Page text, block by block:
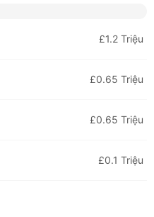
£1.2 Triệu
£0.65 Triệu
£0.65 Triệu
£0.1 Triệu